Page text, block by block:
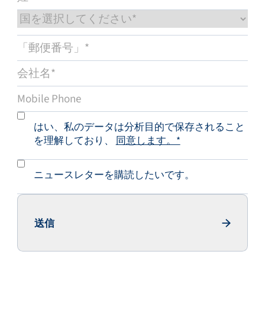
連絡を取る
はい、私のデータは分析目的で保存されること
を理解しており、同意します。*
ニュースレターを購読したいです。
送信
Send